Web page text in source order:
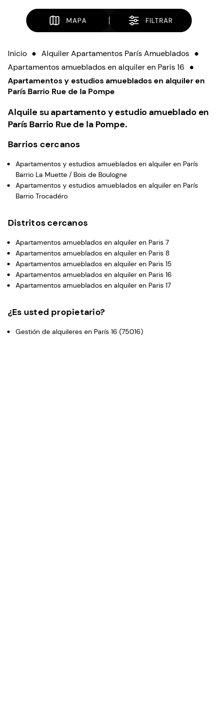
MAPA FILTRAR
Inicio ● Alquiler Apartamentos París Amueblados ●
Apartamentos amueblados en alquiler en Paris 16 ●
Apartamentos y estudios amueblados en alquiler en
París Barrio Rue de la Pompe
Alquile su apartamento y estudio amueblado en
París Barrio Rue de la Pompe.
Barrios cercanos
Apartamentos y estudios amueblados en alquiler en París
Barrio La Muette / Bois de Boulogne
Apartamentos y estudios amueblados en alquiler en París
Barrio Trocadéro
Distritos cercanos
Apartamentos amueblados en alquiler en Paris 7
Apartamentos amueblados en alquiler en Paris 8
Apartamentos amueblados en alquiler en Paris 15
Apartamentos amueblados en alquiler en Paris 16
Apartamentos amueblados en alquiler en Paris 17
¿Es usted propietario?
Gestión de alquileres en París 16 (75016)